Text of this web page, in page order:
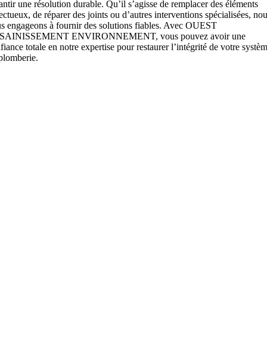
une résolution durable. Qu’il s’agisse de remplacer des éléments
de réparer des joints ou d’autres interventions spécialisées,
engageons à fournir des solutions fiables. Avec OUEST
ENVIRONNEMENT, vous pouvez avoir une
totale en notre expertise pour restaurer l’intégrité de votre